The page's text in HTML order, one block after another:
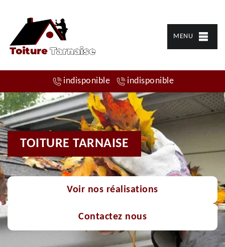
MENU
indisponible indisponible
TOITURE TARNAISE
Voir nos réalisations
Contactez nous